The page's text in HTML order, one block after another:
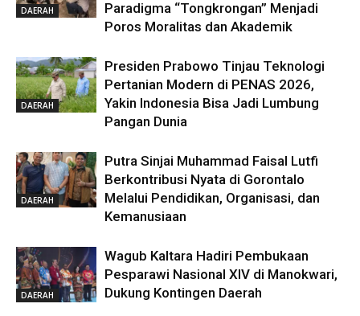
DAERAH
Paradigma “Tongkrongan” Menjadi
Poros Moralitas dan Akademik
DAERAH
Presiden Prabowo Tinjau Teknologi
Pertanian Modern di PENAS 2026,
Yakin Indonesia Bisa Jadi Lumbung
Pangan Dunia
DAERAH
Putra Sinjai Muhammad Faisal Lutfi
Berkontribusi Nyata di Gorontalo
Melalui Pendidikan, Organisasi, dan
Kemanusiaan
DAERAH
Wagub Kaltara Hadiri Pembukaan
Pesparawi Nasional XIV di Manokwari,
Dukung Kontingen Daerah